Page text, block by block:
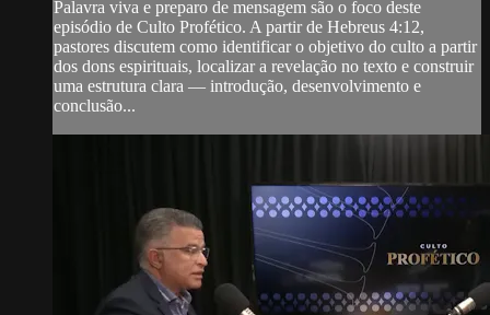
Palavra viva e preparo de mensagem são o foco deste
episódio de Culto Profético. A partir de Hebreus 4:12,
pastores discutem como identificar o objetivo do culto a partir
dos dons espirituais, localizar a revelação no texto e construir
uma estrutura clara — introdução, desenvolvimento e
conclusão...